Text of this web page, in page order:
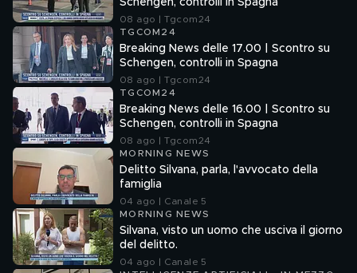
Schengen, controlli in Spagna
08 ago | Tgcom24
TGCOM24
Breaking News delle 17.00 | Scontro su
Schengen, controlli in Spagna
08 ago | Tgcom24
TGCOM24
Breaking News delle 16.00 | Scontro su
Schengen, controlli in Spagna
08 ago | Tgcom24
MORNING NEWS
Delitto Silvana, parla, l'avvocato della
famiglia
04 ago | Canale 5
MORNING NEWS
Silvana, visto un uomo che usciva il giorno
del delitto.
04 ago | Canale 5